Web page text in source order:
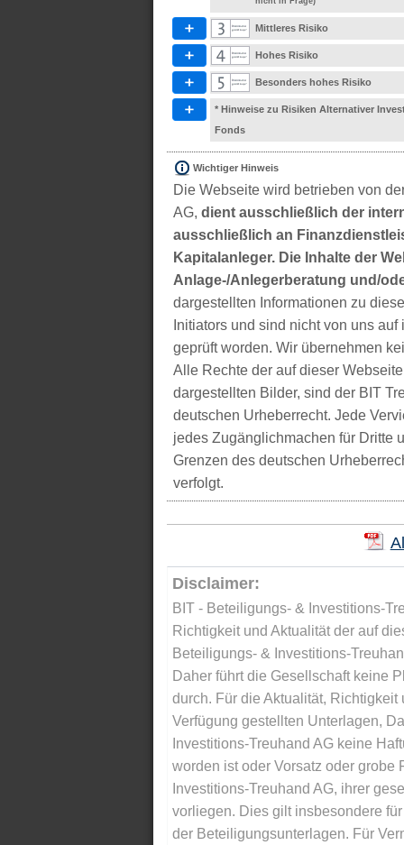
Mittleres Risiko
Hohes Risiko
Besonders hohes Risiko
* Hinweise zu Risiken Alternativer
Fonds
Wichtiger Hinweis
Die Webseite wird betrieben von
AG, dient ausschließlich der
ausschließlich an
Kapitalanleger. Die Inhalte der
Anlage-/Anlegerberatung und/
dargestellten Informationen zu
Initiators und sind nicht von uns
geprüft worden. Wir übernehmen
Alle Rechte der auf dieser
dargestellten Bilder, sind der BIT
deutschen Urheberrecht. Jede
jedes Zugänglichmachen für Dritte
Grenzen des deutschen
verfolgt.
Disclaimer:
BIT - Beteiligungs- & Investitions-
Richtigkeit und Aktualität der auf
Beteiligungs- & Investitions-
Daher führt die Gesellschaft keine
durch. Für die Aktualität,
Verfügung gestellten Unterlagen,
Investitions-Treuhand AG keine
worden ist oder Vorsatz oder
Investitions-Treuhand AG, ihrer
vorliegen. Dies gilt insbesondere
der Beteiligungsunterlagen. Für